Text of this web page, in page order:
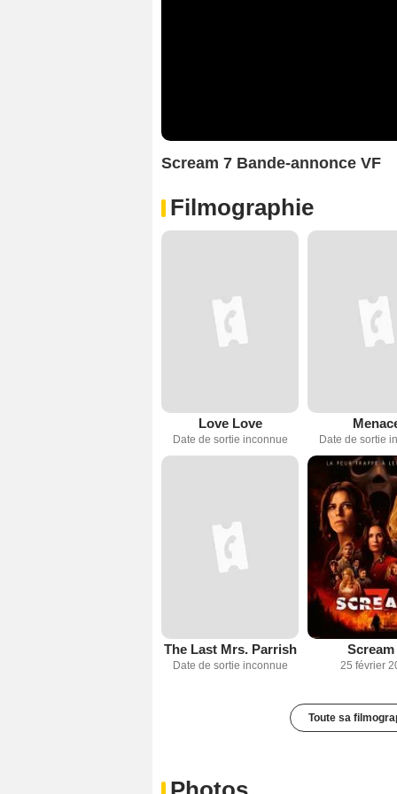
Scream 7 Bande-annonce VF
Filmographie
Love Love
Date de sortie inconnue Date de sortie
The Last Mrs. Parrish
Date de sortie inconnue
Scream
25 février
Toute sa